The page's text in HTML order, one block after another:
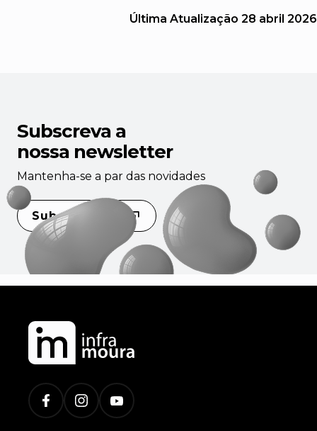
Última Atualização 28 abril 2026
Subscreva a
nossa newsletter
Mantenha-se a par das novidades
Subscrever